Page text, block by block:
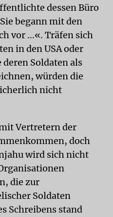
dessen Büro
begann mit den
vor ...«. Träfen sich
in den USA oder
Soldaten als
würden die
nicht
Vertretern der
doch
wird sich nicht
die zur
Soldaten
Schreibens stand